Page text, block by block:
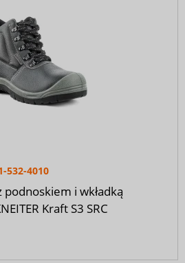
532-4010
i wkładką
Kraft S3 SRC